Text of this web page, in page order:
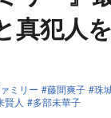
犯人
ミリー 藤間爽子 珠
賢人 多部未華子